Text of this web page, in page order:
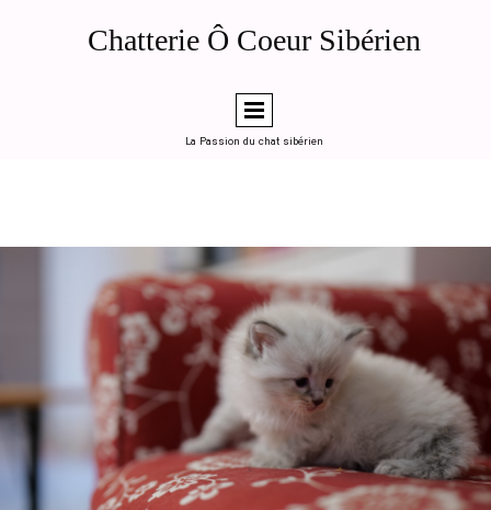
Généré le 2026-04-12 — Chatterie Ô Coeur Sibérien, Toulouse
Chatterie Ô Coeur Sibérien
La Passion du chat sibérien